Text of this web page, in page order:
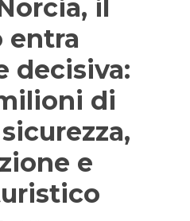
il
entra
decisiva:
di
e